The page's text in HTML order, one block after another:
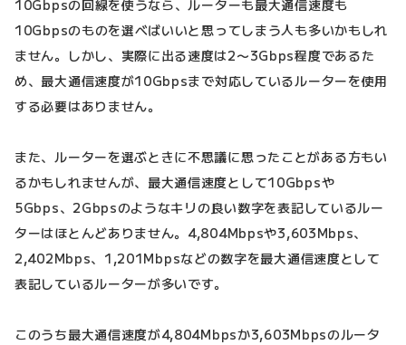
10Gbpsの回線を使うなら、ルーターも最大通信速度も
10Gbpsのものを選べばいいと思ってしまう人も多いかもしれ
ません。しかし、実際に出る速度は2〜3Gbps程度であるた
め、最大通信速度が10Gbpsまで対応しているルーターを使用
する必要はありません。
また、ルーターを選ぶときに不思議に思ったことがある方もい
るかもしれませんが、最大通信速度として10Gbpsや
5Gbps、2Gbpsのようなキリの良い数字を表記しているルー
ターはほとんどありません。4,804Mbpsや3,603Mbps、
2,402Mbps、1,201Mbpsなどの数字を最大通信速度として
表記しているルーターが多いです。
このうち最大通信速度が4,804Mbpsか3,603Mbpsのルータ